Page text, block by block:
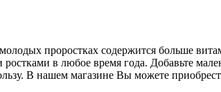
проростках содержится больше
в любое время года. Добавьте
В нашем магазине Вы можете